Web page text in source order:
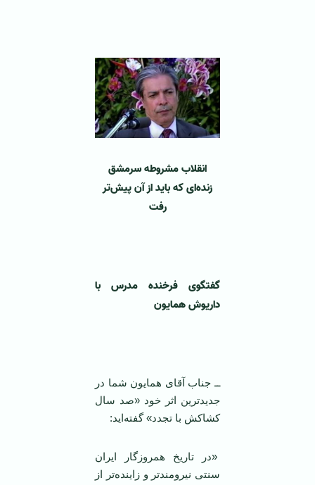
انقلاب مشروطه سرمشق
زنده‌ای که باید از آن پیش‌تر
رفت
گفتگوی فرخنده مدرس با
داریوش همایون
ــ جناب آقای همایون شما در
جدید‌ترین اثر خود «صد سال
کشاکش با تجدد» گفته‌اید:
«در تاریخ همروزگار ایران
سنتی نیرومند‌تر و زاینده‌تر از